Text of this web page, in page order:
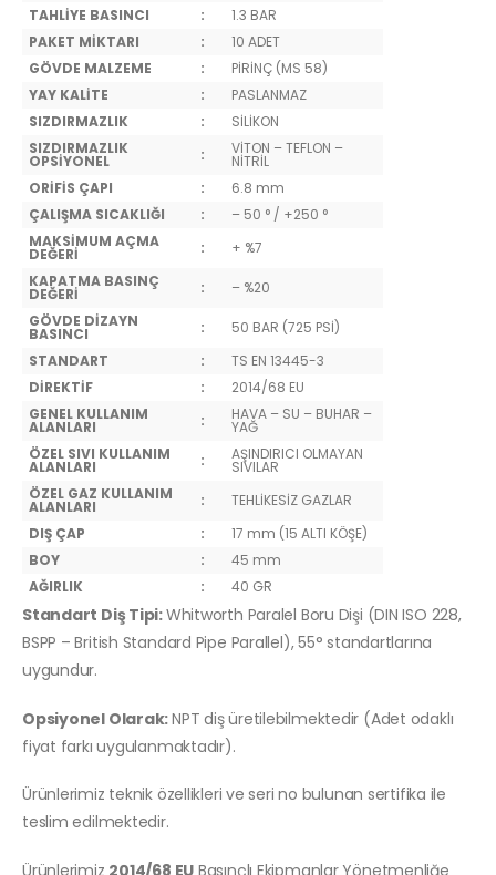
TAHLİYE BASINCI
:
1.3 BAR
PAKET MİKTARI
:
10 ADET
GÖVDE MALZEME
:
PİRİNÇ (MS 58)
YAY KALİTE
:
PASLANMAZ
SIZDIRMAZLIK
:
SİLİKON
SIZDIRMAZLIK
OPSİYONEL : VİTON – TEFLON –
NİTRİL
ORİFİS ÇAPI
:
6.8 mm
ÇALIŞMA SICAKLIĞI
:
– 50 ° / +250 °
MAKSİMUM AÇMA
DEĞERİ :
+ %7
KAPATMA BASINÇ
DEĞERİ :
– %20
GÖVDE DİZAYN
BASINCI :
50 BAR (725 PSİ)
STANDART
:
TS EN 13445-3
DİREKTİF
:
2014/68 EU
GENEL KULLANIM
ALANLARI : HAVA – SU – BUHAR –
YAĞ
ÖZEL SIVI KULLANIM
ALANLARI : AŞINDIRICI OLMAYAN
SIVILAR
ÖZEL GAZ KULLANIM
ALANLARI :
TEHLİKESİZ GAZLAR
DIŞ ÇAP
:
17 mm (15 ALTI KÖŞE)
BOY
:
45 mm
AĞIRLIK
: 40 GR
Standart Diş Tipi:Whitworth Paralel Boru Dişi (DIN ISO 228,
BSPP – British Standard Pipe Parallel), 55° standartlarına
uygundur.
Opsiyonel Olarak:NPT diş üretilebilmektedir (Adet odaklı
fiyat farkı uygulanmaktadır).
Ürünlerimiz teknik özellikleri ve seri no bulunan sertifika ile
teslim edilmektedir.
Ürünlerimiz 2014/68 EU Basınçlı Ekipmanlar Yönetmenliğe